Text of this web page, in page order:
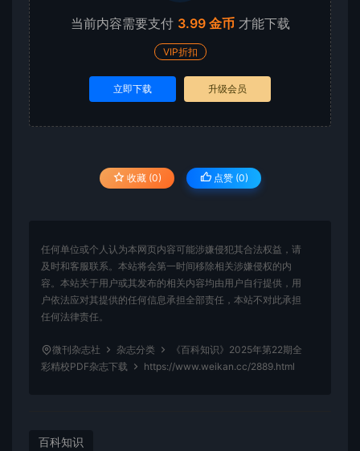
当前内容需要支付 3.99 金币 才能下载
VIP折扣
立即下载 升级会员
收藏 (0) 点赞 (0)
任何单位或个人认为本网页内容可能涉嫌侵犯其合法权益，请
及时和客服联系。本站将会第一时间移除相关涉嫌侵权的内
容。本站关于用户或其发布的相关内容均由用户自行提供，用
户依法应对其提供的任何信息承担全部责任，本站不对此承担
任何法律责任。
微刊杂志社 杂志分类
《百科知识》2025年第22期全
彩精校PDF杂志下载
https://www.weikan.cc/2889.html
百科知识